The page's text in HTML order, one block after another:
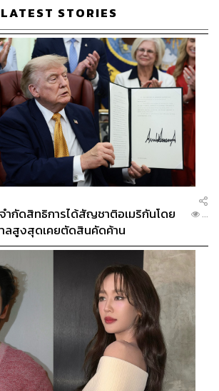
LATEST STORIES
ำกัดสิทธิการได้สัญชาติอเมริกันโดย
ลสูงสุดเคยตัดสินคัดค้าน
...